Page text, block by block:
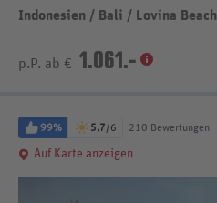
Indonesien / Bali / Lovina Beach
p.P. ab € 1.061.-
99% 5,7/6 210 Bewertungen
Auf Karte anzeigen